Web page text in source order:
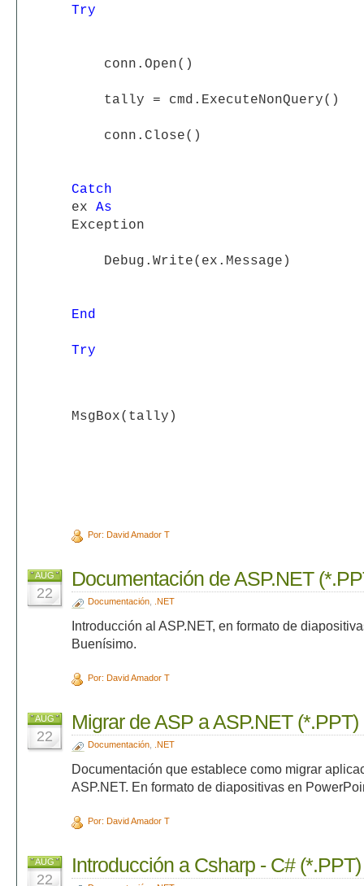
Try
conn.Open()
tally = cmd.ExecuteNonQuery()
conn.Close()
Catch
ex As
Exception
Debug.Write(ex.Message)
End
Try
MsgBox(tally)
Por: David Amador T
AUG
22
Documentación de ASP.NET
Documentación, .NET
Introducción al ASP.NET, en formato de
Buenísimo.
Por: David Amador T
AUG
22
Migrar de ASP a ASP.NET (*.PPT)
Documentación, .NET
Documentación que establece como migrar
ASP.NET. En formato de diapositivas en
Por: David Amador T
AUG
22
Introducción a Csharp - C# (*.PPT)